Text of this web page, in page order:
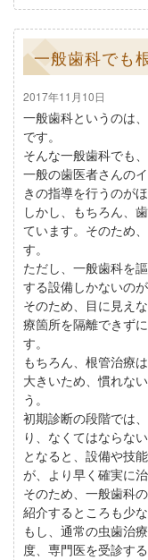
一般歯科でも
2017年11月10日
一般歯科というのは
です。
そんな一般歯科でも
一般の歯医者さんの
きの指導を行うのが
しかし、もちろん、
ています。そのため
す。
ただし、一般歯科を
する設備しかないのが
そのため、目に見え
療箇所を隔離できず
す。
もちろん、根管治療
大きいため、慣れな
う。
初期診断の段階では
り、なくてはならな
となると、設備や技
が、より早く確実に
そのため、一般歯科
紹介するところも少
もし、通常の虫歯治
度、専門医を受診す